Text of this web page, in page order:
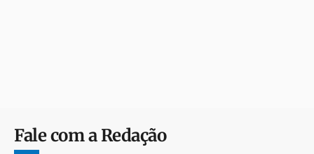
Fale com a Redação